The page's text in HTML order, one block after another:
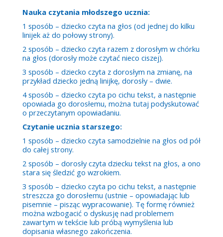
Nauka czytania młodszego ucznia:
1 sposób – dziecko czyta na głos (od jednej do kilku
linijek aż do połowy strony).
2 sposób – dziecko czyta razem z dorosłym w chórku
na głos (dorosły może czytać nieco ciszej).
3 sposób – dziecko czyta z dorosłym na zmianę, na
przykład dziecko jedną linijkę, dorosły – dwie.
4 sposób – dziecko czyta po cichu tekst, a następnie
opowiada go dorosłemu, można tutaj podyskutować
o przeczytanym opowiadaniu.
Czytanie ucznia starszego:
1 sposób – dziecko czyta samodzielnie na głos od pół
do całej strony.
2 sposób – dorosły czyta dziecku tekst na głos, a ono
stara się śledzić go wzrokiem.
3 sposób – dziecko czyta po cichu tekst, a następnie
streszcza go dorosłemu (ustnie – opowiadając lub
pisemnie – pisząc wypracowanie). Tę formę również
można wzbogacić o dyskusję nad problemem
zawartym w tekście lub próbą wymyślenia lub
dopisania własnego zakończenia.